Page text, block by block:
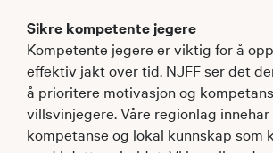
Sikre kompetente jegere
Kompetente jegere er viktig for å
effektiv jakt over tid. NJFF ser det
å prioritere motivasjon og
villsvinjegere. Våre regionlag
kompetanse og lokal kunnskap som